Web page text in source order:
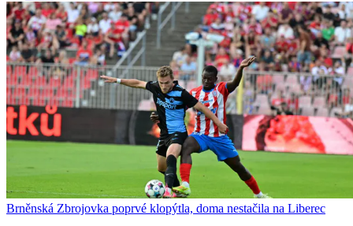
Brněnská Zbrojovka poprvé klopýtla, doma nestačila na Liberec